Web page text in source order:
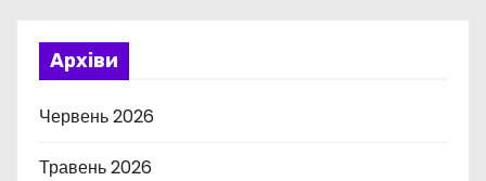
Архіви
Червень 2026
Травень 2026